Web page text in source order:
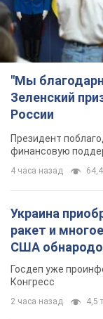
"Мы
Зеленский
России
Президент
финансовую
4 часа назад
Украина
ракет и
США
Госдеп уже
Конгресс
2 часа назад 4,5